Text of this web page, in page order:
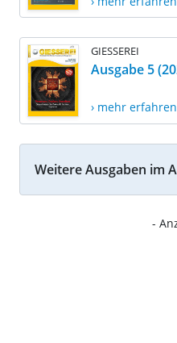
GIESSEREI
Ausgabe 5
› mehr erfahren
Weitere Ausgaben im
-